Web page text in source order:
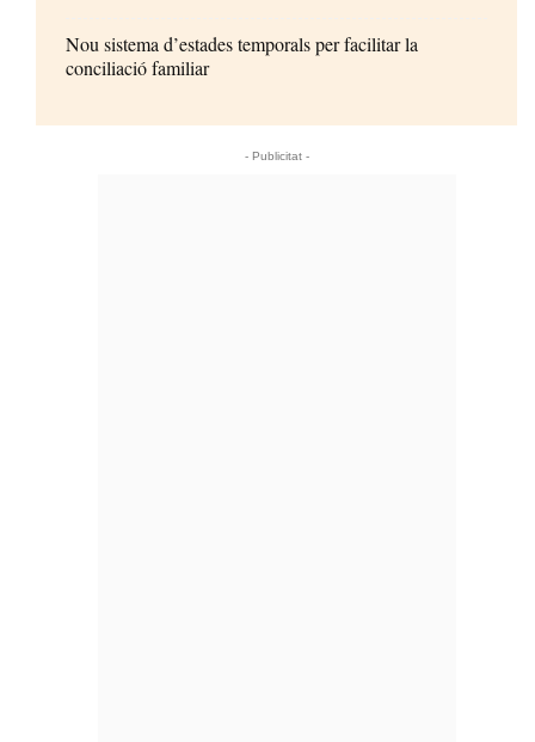
Nou sistema d’estades temporals per facilitar la
conciliació familiar
- Publicitat -